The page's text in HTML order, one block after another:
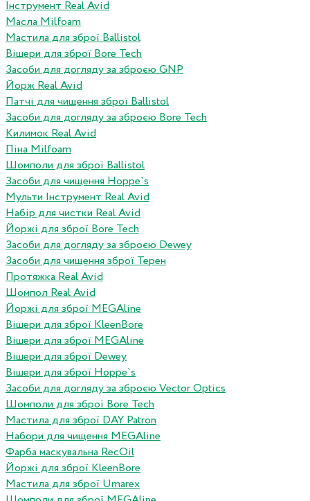
Інструмент Real Avid
Масла Milfoam
Мастила для зброї Ballistol
Вішери для зброї Bore Tech
Засоби для догляду за зброєю GNP
Йорж Real Avid
Патчі для чищення зброї Ballistol
Засоби для догляду за зброєю Bore Tech
Килимок Real Avid
Піна Milfoam
Шомполи для зброї Ballistol
Засоби для чищення Hoppe`s
Мульти Інструмент Real Avid
Набір для чистки Real Avid
Йоржі для зброї Bore Tech
Засоби для догляду за зброєю Dewey
Засоби для чищення зброї Терен
Протяжка Real Avid
Шомпол Real Avid
Йоржі для зброї MEGAline
Вішери для зброї KleenBore
Вішери для зброї MEGAline
Вішери для зброї Dewey
Вішери для зброї Hoppe`s
Засоби для догляду за зброєю Vector Optics
Шомполи для зброї Bore Tech
Мастила для зброї DAY Patron
Набори для чищення MEGAline
Фарба маскувальна RecOil
Йоржі для зброї KleenBore
Мастила для зброї Umarex